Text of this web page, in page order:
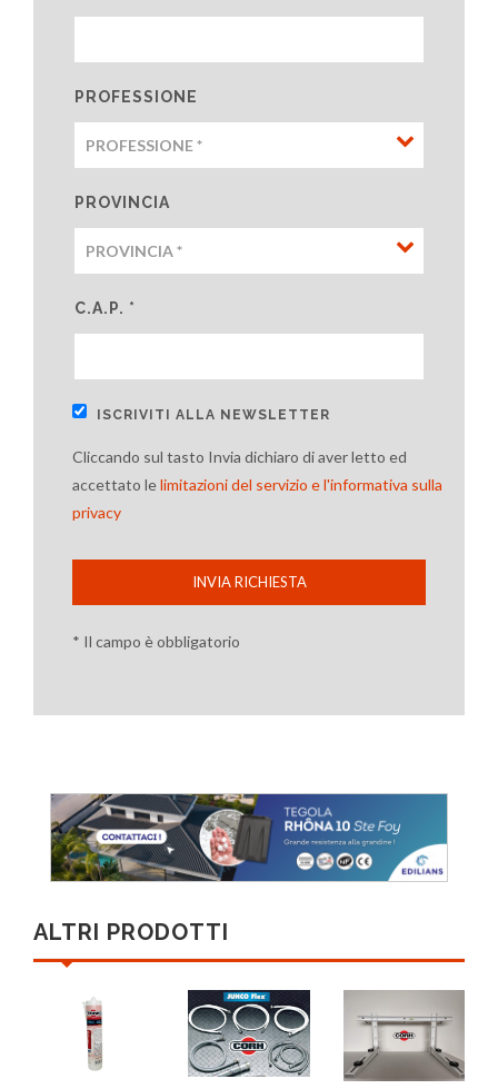
PROFESSIONE
PROVINCIA
C.A.P. *
ISCRIVITI ALLA NEWSLETTER
Cliccando sul tasto Invia dichiaro di aver letto ed
accettato lelimitazioni del servizio e l'informativa sulla
privacy
INVIA RICHIESTA
* Il campo è obbligatorio
ALTRI PRODOTTI